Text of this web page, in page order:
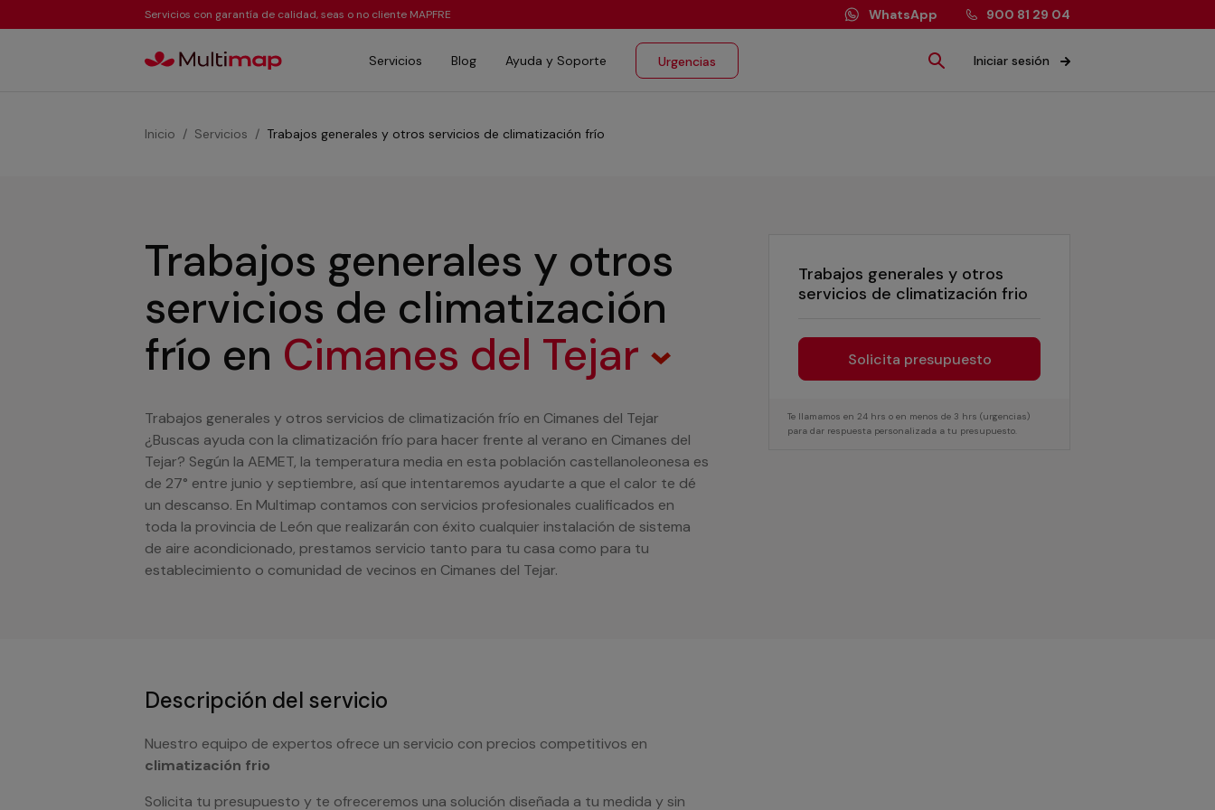
Servicios con garantía de calidad, seas o no cliente MAPFRE WhatsApp 900 81 29 04
Servicios Blog Ayuda y Soporte Urgencias Iniciar sesión
Inicio Servicios Trabajos generales y otros servicios de climatización frío
Trabajos generales y otros
servicios de climatización frio
Solicita presupuesto
Te llamamos en 24 hrs o en menos de 3 hrs (urgencias)
para dar respuesta personalizada a tu presupuesto.
Trabajos generales y otros
servicios de climatización
frío en Cimanes del Tejar
Trabajos generales y otros servicios de climatización frío en Cimanes del Tejar
¿Buscas ayuda con la climatización frío para hacer frente al verano en Cimanes del
Tejar? Según la AEMET, la temperatura media en esta población castellanoleonesa es
de 27° entre junio y septiembre, así que intentaremos ayudarte a que el calor te dé
un descanso. En Multimap contamos con servicios profesionales cualificados en
toda la provincia de León que realizarán con éxito cualquier instalación de sistema
de aire acondicionado, prestamos servicio tanto para tu casa como para tu
establecimiento o comunidad de vecinos en Cimanes del Tejar.
Descripción del servicio
Nuestro equipo de expertos ofrece un servicio con precios competitivos en
climatización frio
Solicita tu presupuesto y te ofreceremos una solución diseñada a tu medida y sin